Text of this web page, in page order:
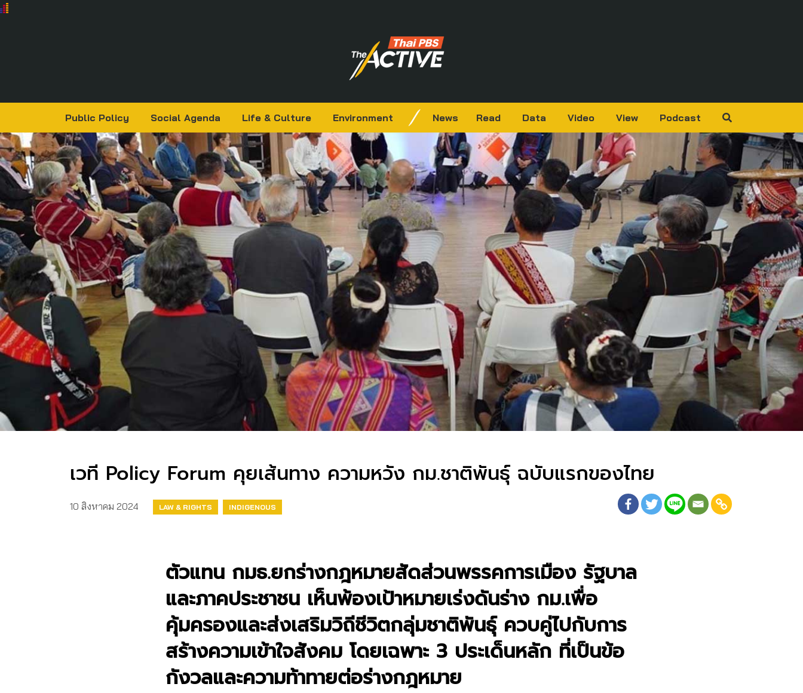
Public Policy Social Agenda Life & Culture Environment News Read Data Video View Podcast
เวที Policy Forum คุยเส้นทาง ความหวัง กม.ชาติพันธุ์ ฉบับแรกของไทย
10 สิงหาคม 2024 LAW & RIGHTS INDIGENOUS
ตัวแทน กมธ.ยกร่างกฎหมายสัดส่วนพรรคการเมือง รัฐบาล
และภาคประชาชน เห็นพ้องเป้าหมายเร่งดันร่าง กม.เพื่อ
คุ้มครองและส่งเสริมวิถีชีวิตกลุ่มชาติพันธุ์ ควบคู่ไปกับการ
สร้างความเข้าใจสังคม โดยเฉพาะ 3 ประเด็นหลัก ที่เป็นข้อ
กังวลและความท้าทายต่อร่างกฎหมาย